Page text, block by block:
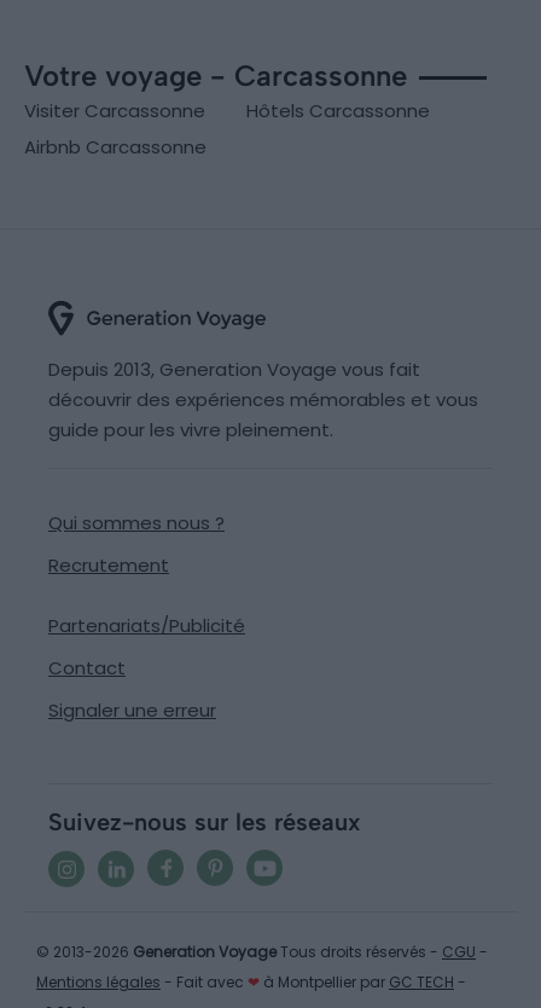
Votre voyage - Carcassonne
Visiter Carcassonne
Hôtels Carcassonne
Airbnb Carcassonne
Depuis 2013, Generation Voyage vous fait
découvrir des expériences mémorables et vous
guide pour les vivre pleinement.
Qui sommes nous ?
Recrutement
Partenariats/Publicité
Contact
Signaler une erreur
Suivez-nous sur les réseaux
© 2013-2026 Generation VoyageTous droits réservés - CGU -
Mentions légales - Fait avec ❤ à Montpellier par GC TECH -